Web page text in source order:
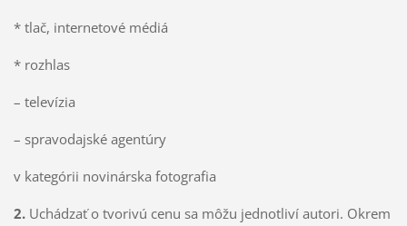
* tlač, internetové médiá
* rozhlas
– televízia
– spravodajské agentúry
v kategórii novinárska fotografia
2. Uchádzať o tvorivú cenu sa môžu jednotliví autori. Okrem